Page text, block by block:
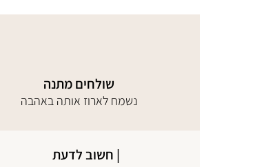
שולחים מתנה
נשמח לארוז אותה באהבה
| חשוב לדעת